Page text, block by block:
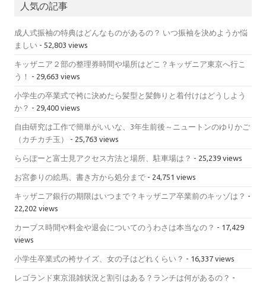
人気の記事
成人式振袖の特典はどんなものがあるの？ いつ振袖を決めようか悩
ましい - 52,803 views
キッザニア２部の整理券時間や場所はどこ？キッザニア東京へ行こ
う！
- 29,663 views
小学生の卒業式で袴に決めたら髪型と髪飾りと着付けはどうしよう
か？ - 29,400 views
自由研究は工作で簡単がいいな、3年生前後～ニュートンのゆりかご
（カチカチ玉）
- 25,763 views
ららぽーと富士見アクセス方法と場所、駐車場は？ - 25,239 views
お宮参りの絵馬、書き方から処分まで - 24,751 views
キッザニア銀行の期限はいつまで？キッザニア卒業前のキッゾは？ -
22,202 views
カーブス時間や料金や退会についてのうわさは本当なの？ - 17,429
views
小学生卒業式の袴サイズ、女の子はどれくらい？ - 16,337 views
レゴランド東京混雑状況と割引はある？ランチは何があるの？ -